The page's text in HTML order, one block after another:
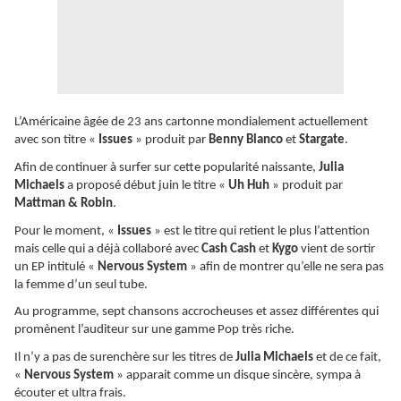
L’Américaine âgée de 23 ans cartonne mondialement actuellement
avec son titre « Issues » produit par Benny Blanco et Stargate.
Afin de continuer à surfer sur cette popularité naissante, Julia
Michaels a proposé début juin le titre « Uh Huh » produit par
Mattman & Robin.
Pour le moment, « Issues » est le titre qui retient le plus l’attention
mais celle qui a déjà collaboré avec Cash Cash et Kygo vient de sortir
un EP intitulé « Nervous System » afin de montrer qu’elle ne sera pas
la femme d’un seul tube.
Au programme, sept chansons accrocheuses et assez différentes qui
promènent l’auditeur sur une gamme Pop très riche.
Il n’y a pas de surenchère sur les titres de Julia Michaels et de ce fait,
« Nervous System » apparait comme un disque sincère, sympa à
écouter et ultra frais.